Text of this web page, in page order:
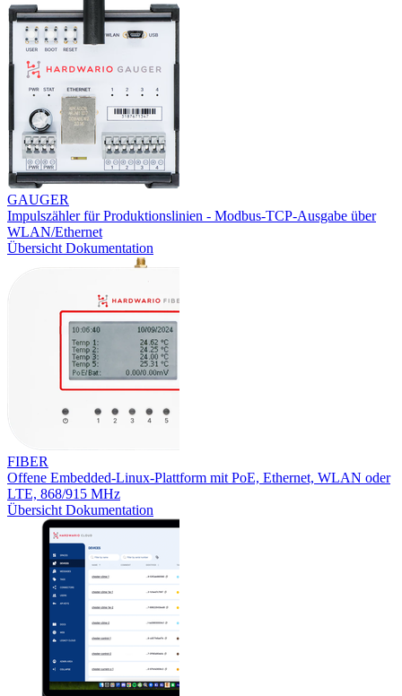
GAUGER
Impulszähler für Produktionslinien - Modbus-TCP-Ausgabe über
WLAN/Ethernet
Übersicht Dokumentation
FIBER
Offene Embedded-Linux-Plattform mit PoE, Ethernet, WLAN oder
LTE, 868/915 MHz
Übersicht Dokumentation